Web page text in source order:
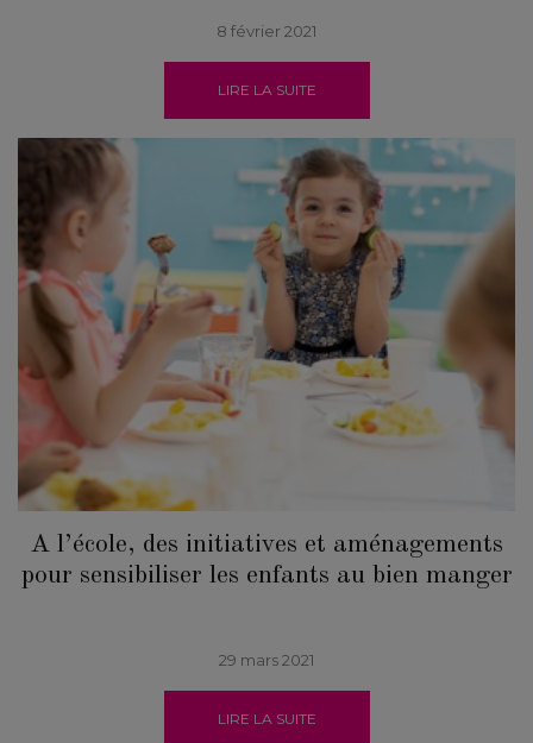
8 février 2021
LIRE LA SUITE
A l’école, des initiatives et aménagements
pour sensibiliser les enfants au bien manger
29 mars 2021
LIRE LA SUITE